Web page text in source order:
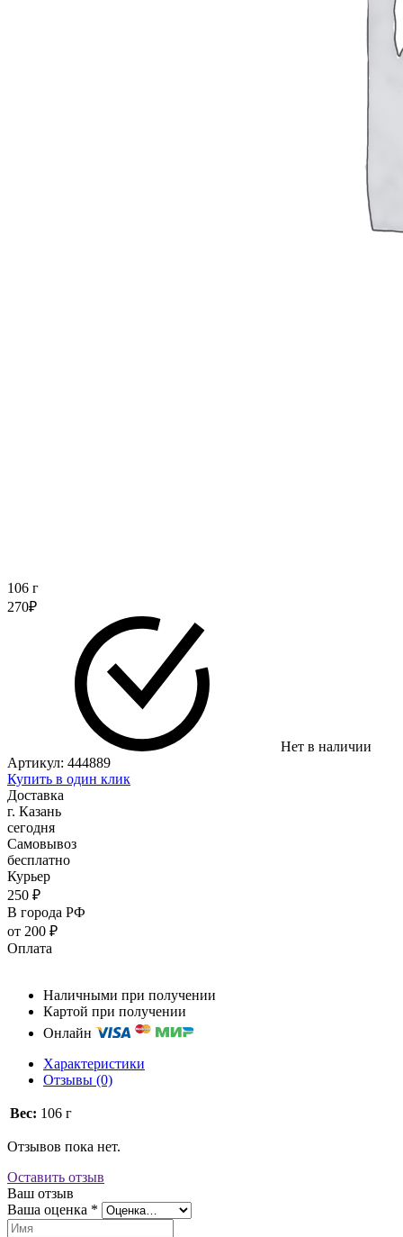
106 г
270₽
Нет в наличии
Артикул: 444889
Купить в один клик
Доставка
г. Казань
сегодня
Самовывоз
бесплатно
Курьер
250 ₽
В города РФ
от 200 ₽
Оплата
Наличными при получении
Картой при получении
Онлайн
Характеристики
Отзывы (0)
Вес: 106 г
Отзывов пока нет.
Оставить отзыв
Ваш отзыв
Ваша оценка *